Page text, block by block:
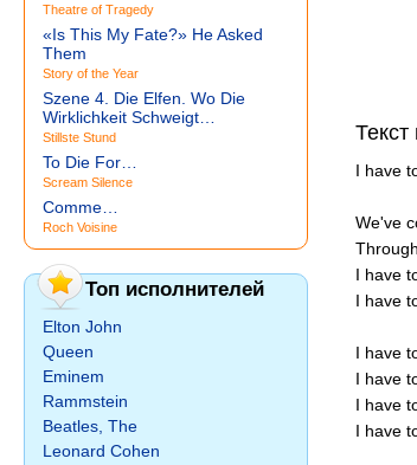
Текст
I have
We've
I have
I have
I have
I have
I have
I have
Theatre of Tragedy
«Is This My Fate?» He Asked
Them
Story of the Year
Szene 4. Die Elfen. Wo Die
Wirklichkeit Schweigt…
Stillste Stund
To Die For…
Scream Silence
Comme…
Roch Voisine
Топ исполнителей
Elton John
Queen
Eminem
Rammstein
Beatles, The
Leonard Cohen